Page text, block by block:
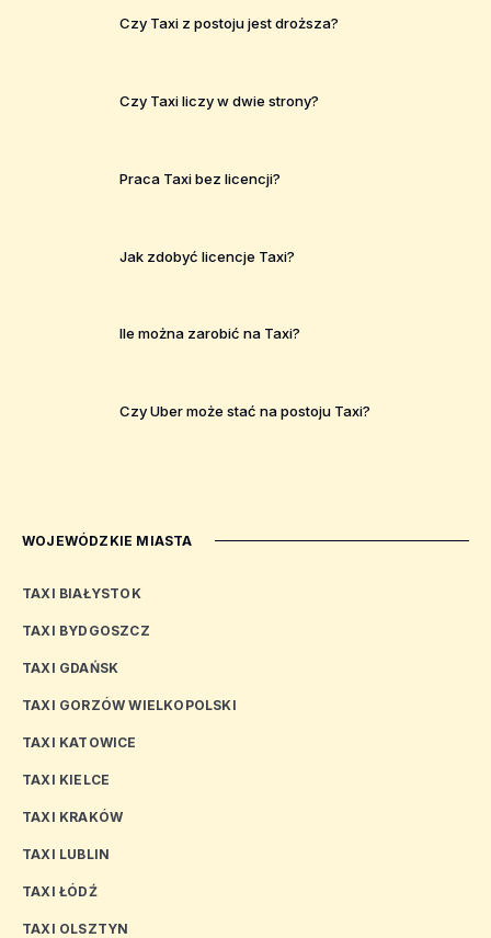
Czy Taxi z postoju jest droższa?
Czy Taxi liczy w dwie strony?
Praca Taxi bez licencji?
Jak zdobyć licencje Taxi?
Ile można zarobić na Taxi?
Czy Uber może stać na postoju Taxi?
WOJEWÓDZKIE MIASTA
TAXI BIAŁYSTOK
TAXI BYDGOSZCZ
TAXI GDAŃSK
TAXI GORZÓW WIELKOPOLSKI
TAXI KATOWICE
TAXI KIELCE
TAXI KRAKÓW
TAXI LUBLIN
TAXI ŁÓDŹ
TAXI OLSZTYN